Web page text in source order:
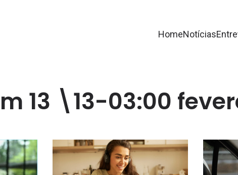
HomeNotícias
13 \13-03:00